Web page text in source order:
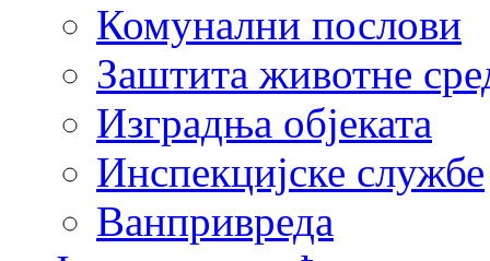
Комунални послови
Заштита животне
Изградња објеката
Инспекцијске службе
Ванпривреда